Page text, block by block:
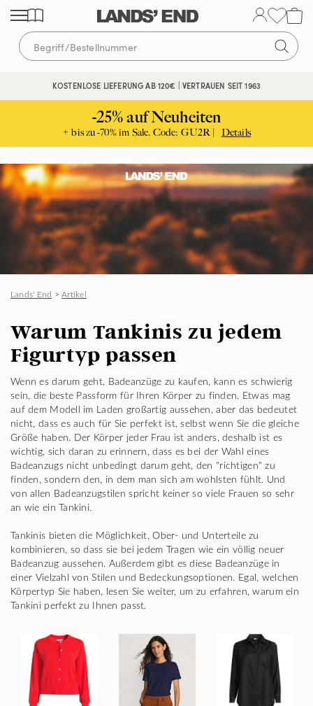
Direkt
zum
Inhalt
Direkt
zur
Navigation
Direkt
zur
Suche
KOSTENLOSE LIEFERUNG AB 120€ | VERTRAUEN SEIT 1963
KOSTENFREIE RÜCKSENDUNG
-25% auf Neuheiten
+ bis zu -70% im Sale. Code: GU2R | Details
Lands' End >Artikel
Warum Tankinis zu jedem
Figurtyp passen
Wenn es darum geht, Badeanzüge zu kaufen, kann es schwierig
sein, die beste Passform für Ihren Körper zu finden. Etwas mag
auf dem Modell im Laden großartig aussehen, aber das bedeutet
nicht, dass es auch für Sie perfekt ist, selbst wenn Sie die gleiche
Größe haben. Der Körper jeder Frau ist anders, deshalb ist es
wichtig, sich daran zu erinnern, dass es bei der Wahl eines
Badeanzugs nicht unbedingt darum geht, den "richtigen" zu
finden, sondern den, in dem man sich am wohlsten fühlt. Und
von allen Badeanzugstilen spricht keiner so viele Frauen so sehr
an wie ein Tankini.
Tankinis bieten die Möglichkeit, Ober- und Unterteile zu
kombinieren, so dass sie bei jedem Tragen wie ein völlig neuer
Badeanzug aussehen. Außerdem gibt es diese Badeanzüge in
einer Vielzahl von Stilen und Bedeckungsoptionen. Egal, welchen
Körpertyp Sie haben, lesen Sie weiter, um zu erfahren, warum ein
Tankini perfekt zu Ihnen passt.